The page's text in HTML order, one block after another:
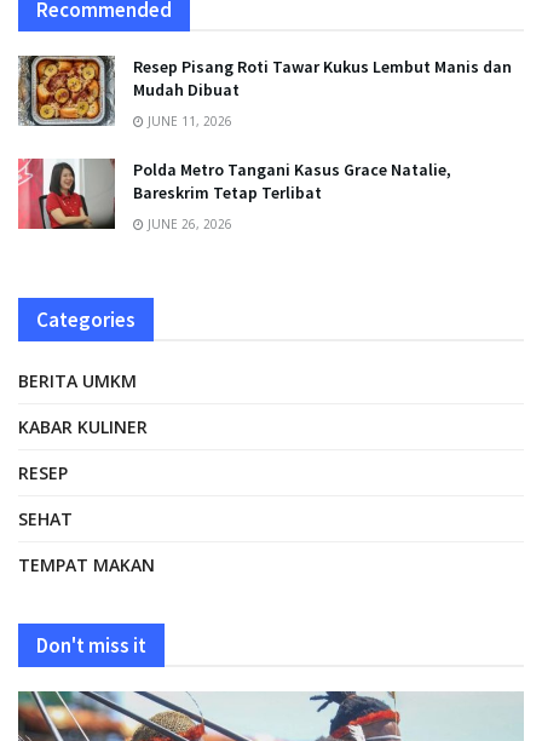
Recommended
Resep Pisang Roti Tawar Kukus Lembut Manis dan
Mudah Dibuat
JUNE 11, 2026
Polda Metro Tangani Kasus Grace Natalie,
Bareskrim Tetap Terlibat
JUNE 26, 2026
Categories
BERITA UMKM
KABAR KULINER
RESEP
SEHAT
TEMPAT MAKAN
Don't miss it